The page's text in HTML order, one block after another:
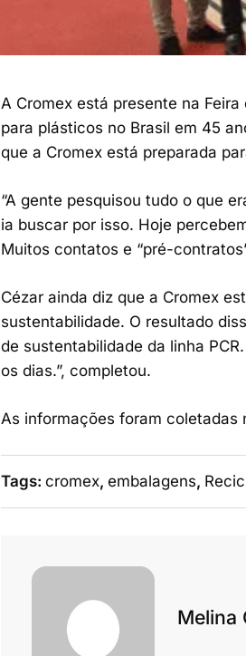
A Cromex está presente na
para plásticos no Brasil em 45
que a Cromex está preparada
“A gente pesquisou tudo o que
ia buscar por isso. Hoje
Muitos contatos e “pré-
Cézar ainda diz que a Cromex
sustentabilidade. O resultado
de sustentabilidade da linha
os dias.”, completou.
As informações foram
Tags: cromex, embalagens,
Melina